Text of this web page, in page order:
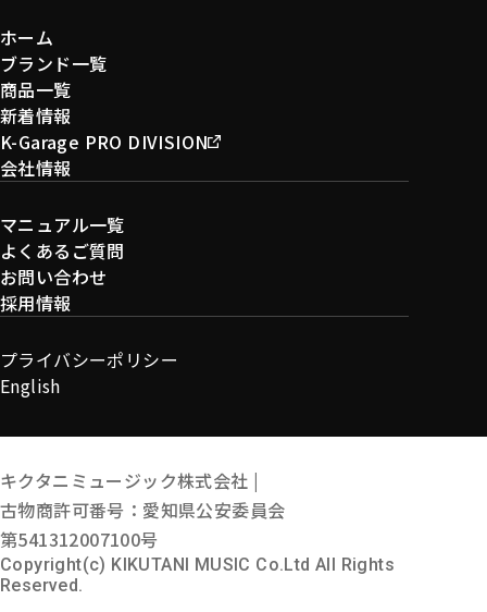
ホーム
ブランド一覧
商品一覧
新着情報
K-Garage PRO DIVISION
会社情報
マニュアル一覧
よくあるご質問
お問い合わせ
採用情報
プライバシーポリシー
English
キクタニミュージック株式会社 |
古物商許可番号：愛知県公安委員会
第541312007100号
Copyright(c) KIKUTANI MUSIC Co.Ltd All Rights
Reserved.